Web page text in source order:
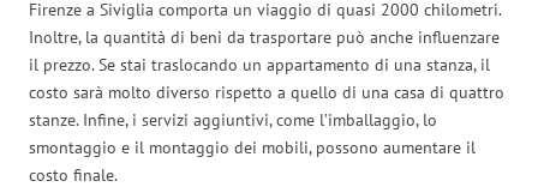
Firenze a Siviglia comporta un viaggio di quasi 2000 chilometri.
Inoltre, la quantità di beni da trasportare può anche influenzare
il prezzo. Se stai traslocando un appartamento di una stanza, il
costo sarà molto diverso rispetto a quello di una casa di quattro
stanze. Infine, i servizi aggiuntivi, come l’imballaggio, lo
smontaggio e il montaggio dei mobili, possono aumentare il
costo finale.